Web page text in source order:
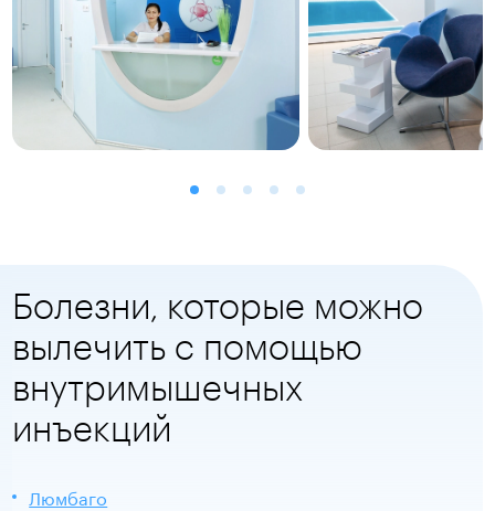
Болезни, которые можно
вылечить с помощью
внутримышечных
инъекций
Люмбаго